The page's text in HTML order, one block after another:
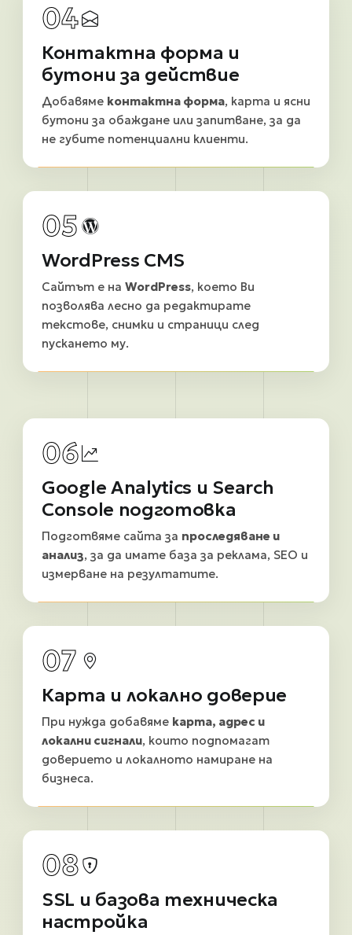
04
Контактна форма и
бутони за действие
Добавяме контактна форма, карта и ясни
бутони за обаждане или запитване, за да
не губите потенциални клиенти.
05
WordPress CMS
Сайтът е на WordPress, което Ви
позволява лесно да редактирате
текстове, снимки и страници след
пускането му.
06
Google Analytics и Search
Console подготовка
Подготвяме сайта за проследяване и
анализ, за да имате база за реклама, SEO и
измерване на резултатите.
07
Карта и локално доверие
При нужда добавяме карта, адрес и
локални сигнали, които подпомагат
доверието и локалното намиране на
бизнеса.
08
SSL и базова техническа
настройка